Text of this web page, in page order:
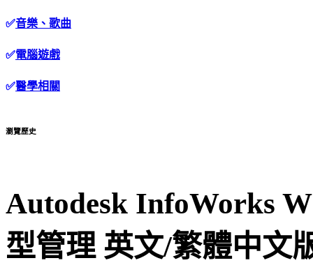
✅音樂、歌曲
✅電腦遊戲
✅醫學相關
瀏覽歷史
Autodesk InfoWorks
型管理 英文/繁體中文